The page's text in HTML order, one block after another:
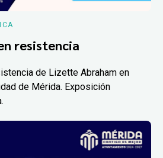
resistencia
de Lizette Abraham en
de Mérida. Exposición